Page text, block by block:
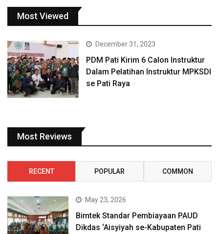
Most Viewed
December 31, 2023
PDM Pati Kirim 6 Calon Instruktur
Dalam Pelatihan Instruktur MPKSDI
se Pati Raya
Most Reviews
RECENT POPULAR COMMON
May 23, 2026
Bimtek Standar Pembiayaan PAUD
Dikdas ‘Aisyiyah se-Kabupaten Pati